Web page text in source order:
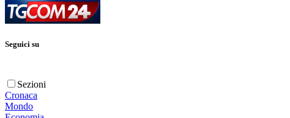
Seguici su
Sezioni
Cronaca
Mondo